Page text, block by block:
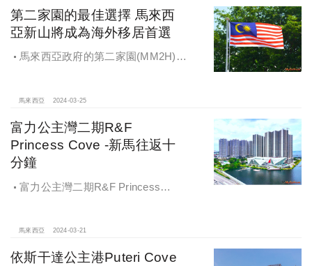
第二家園的最佳選擇 馬來西
亞新山將成為海外移居首選
馬來西亞政府的第二家園(MM2H)移
幅馬來西亞 2024-03-25
富力公主灣二期R&F
Princess Cove -新馬往返十
分鐘
富力公主灣二期R&F Princess
案，地理位置和未來潛力有多驚人？
馬來西亞 2024-03-21
依斯干達公主港Puteri Cove